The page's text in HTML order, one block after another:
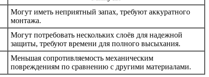
Могут иметь неприятный запах, требуют аккуратного
монтажа.
Могут потребовать нескольких слоёв для надежной
защиты, требуют времени для полного высыхания.
Меньшая сопротивляемость механическим
повреждениям по сравнению с другими материалами.